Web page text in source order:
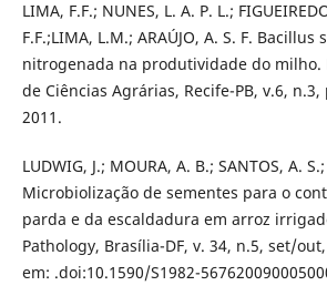
LIMA, F.F.; NUNES, L. A. P. L.;
F.F.;LIMA, L.M.; ARAÚJO, A. S. F.
nitrogenada na produtividade do milho.
de Ciências Agrárias, Recife-PB, v.6,
2011.
LUDWIG, J.; MOURA, A. B.; SANTOS, A.
Microbiolização de sementes para o
parda e da escaldadura em arroz
Pathology, Brasília-DF, v. 34, n.5, set/
em: .doi:10.1590/S1982-